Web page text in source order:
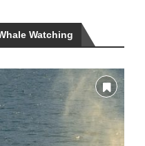
Watching